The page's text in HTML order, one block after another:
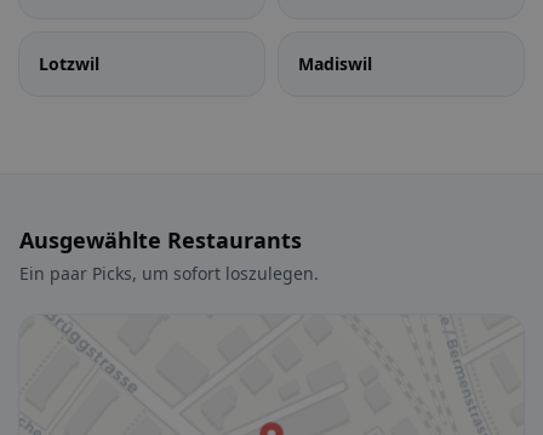
Lotzwil Madiswil
Ausgewählte Restaurants
Ein paar Picks, um sofort loszulegen.